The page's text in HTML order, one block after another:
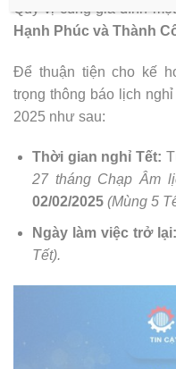
Quý vị cùng gia đình
Hạnh Phúc và Thành
Để thuận tiện cho kế
trọng thông báo lịch
2025 như sau:
Thời gian nghỉ Tết:
27 tháng Chạp Âm
02/02/2025(Mùng 5
Ngày làm việc trở lại:
Tết).